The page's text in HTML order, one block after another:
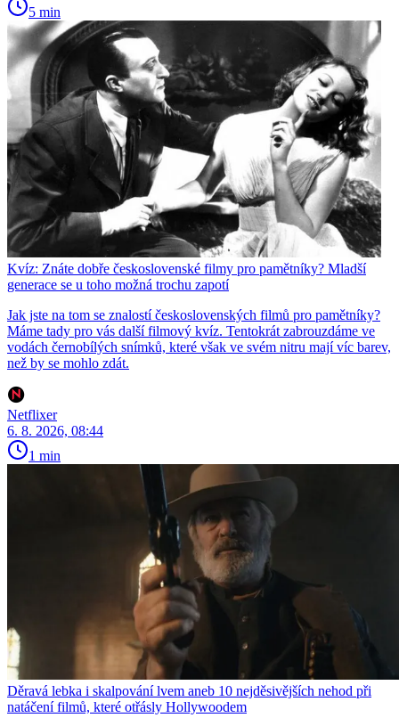
5 min
Kvíz: Znáte dobře československé filmy pro pamětníky? Mladší
generace se u toho možná trochu zapotí
Jak jste na tom se znalostí československých filmů pro pamětníky?
Máme tady pro vás další filmový kvíz. Tentokrát zabrouzdáme ve
vodách černobílých snímků, které však ve svém nitru mají víc barev,
než by se mohlo zdát.
Netflixer
6. 8. 2026, 08:44
1 min
Děravá lebka i skalpování lvem aneb 10 nejděsivějších nehod při
natáčení filmů, které otřásly Hollywoodem